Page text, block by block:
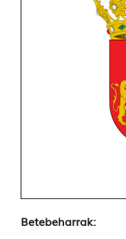
Betebeharrak: